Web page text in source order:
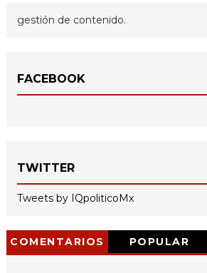
gestión de contenido.
FACEBOOK
TWITTER
Tweets by IQpoliticoMx
COMENTARIOS POPULAR